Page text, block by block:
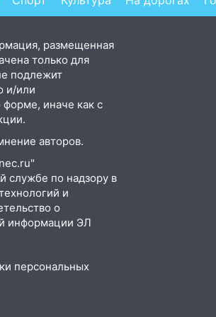
размещенная
только для
подлежит
и/или
иначе как с
авторов.
службе по надзору в
и
о
информации ЭЛ
персональных